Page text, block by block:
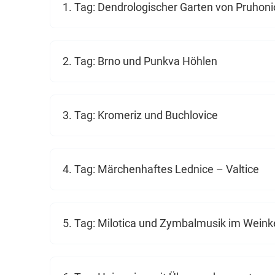
1. Tag: Dendrologischer Garten von
2. Tag: Brno und Punkva Höhlen
3. Tag: Kromeriz und Buchlovice
4. Tag: Märchenhaftes Lednice – Valtice
5. Tag: Milotica und Zymbalmusik im